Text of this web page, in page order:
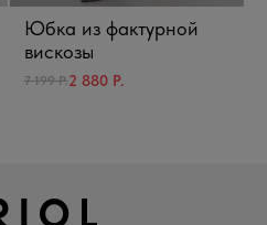
Юбка из фактурной
вискозы
7 199 Р.2 880 Р.